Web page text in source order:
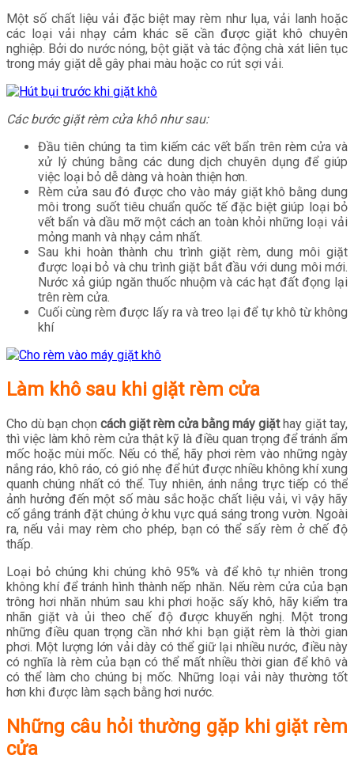
Một số chất liệu vải đặc biệt may rèm như lụa, vải lanh hoặc
các loại vải nhạy cảm khác sẽ cần được giặt khô chuyên
nghiệp. Bởi do nước nóng, bột giặt và tác động chà xát liên tục
trong máy giặt dễ gây phai màu hoặc co rút sợi vải.
Các bước giặt rèm cửa khô như sau:
Đầu tiên chúng ta tìm kiếm các vết bẩn trên rèm cửa và
xử lý chúng bằng các dung dịch chuyên dụng để giúp
việc loại bỏ dễ dàng và hoàn thiện hơn.
Rèm cửa sau đó được cho vào máy giặt khô bằng dung
môi trong suốt tiêu chuẩn quốc tế đặc biệt giúp loại bỏ
vết bẩn và dầu mỡ một cách an toàn khỏi những loại vải
mỏng manh và nhạy cảm nhất.
Sau khi hoàn thành chu trình giặt rèm, dung môi giặt
được loại bỏ và chu trình giặt bắt đầu với dung môi mới.
Nước xả giúp ngăn thuốc nhuộm và các hạt đất đọng lại
trên rèm cửa.
Cuối cùng rèm được lấy ra và treo lại để tự khô từ không
khí
Làm khô sau khi giặt rèm cửa
Cho dù bạn chọn cách giặt rèm cửa bằng máy giặthay giặt tay,
thì việc làm khô rèm cửa thật kỹ là điều quan trọng để tránh ẩm
mốc hoặc mùi mốc. Nếu có thể, hãy phơi rèm vào những ngày
nắng ráo, khô ráo, có gió nhẹ để hút được nhiều không khí xung
quanh chúng nhất có thể. Tuy nhiên, ánh nắng trực tiếp có thể
ảnh hưởng đến một số màu sắc hoặc chất liệu vải, vì vậy hãy
cố gắng tránh đặt chúng ở khu vực quá sáng trong vườn. Ngoài
ra, nếu vải may rèm cho phép, bạn có thể sấy rèm ở chế độ
thấp.
Loại bỏ chúng khi chúng khô 95% và để khô tự nhiên trong
không khí để tránh hình thành nếp nhăn. Nếu rèm cửa của bạn
trông hơi nhăn nhúm sau khi phơi hoặc sấy khô, hãy kiểm tra
nhãn giặt và ủi theo chế độ được khuyến nghị. Một trong
những điều quan trọng cần nhớ khi bạn giặt rèm là thời gian
phơi. Một lượng lớn vải dày có thể giữ lại nhiều nước, điều này
có nghĩa là rèm của bạn có thể mất nhiều thời gian để khô và
có thể làm cho chúng bị mốc. Những loại vải này thường tốt
hơn khi được làm sạch bằng hơi nước.
Những câu hỏi thường gặp khi giặt rèm
cửa